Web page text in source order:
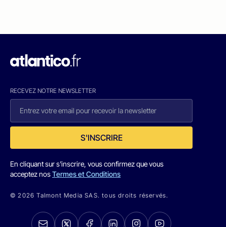
RECEVEZ NOTRE NEWSLETTER
S'INSCRIRE
En cliquant sur s'inscrire, vous confirmez que vous
acceptez nosTermes et Conditions
© 2026 Talmont Media SAS. tous droits réservés.